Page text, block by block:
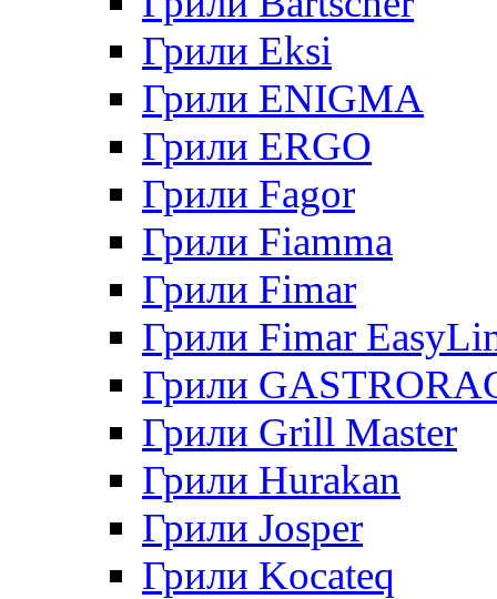
Грили Eksi
Грили ENIGMA
Грили ERGO
Грили Fagor
Грили Fiamma
Грили Fimar
Грили Fimar
Грили
Грили Grill Master
Грили Hurakan
Грили Josper
Грили Kocateq